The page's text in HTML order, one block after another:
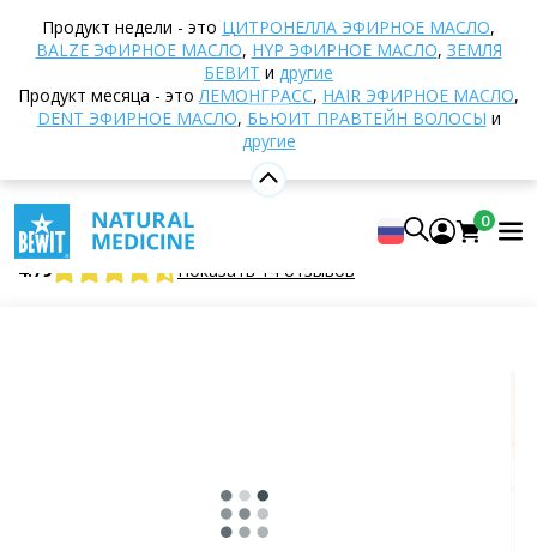
Продукт недели - это ЦИТРОНЕЛЛА ЭФИРНОЕ МАСЛО,
BALZE ЭФИРНОЕ МАСЛО, HYP ЭФИРНОЕ МАСЛО, ЗЕМЛЯ
БЕВИТ и другие
Продукт месяца - этоЛЕМОНГРАСС, HAIR ЭФИРНОЕ МАСЛО,
DENT ЭФИРНОЕ МАСЛО, БЬЮИТ ПРАВТЕЙН ВОЛОСЫ и
другие
0
добавки
Суперпродукты
Сушёные фрукты
Сушеные ломтики манго, BIO
Сушеные ломтики манго, BIO
Суперфуды
BEWIT Dried Mango Slices, ORGANIC
4.79 Показать 14 отзывов